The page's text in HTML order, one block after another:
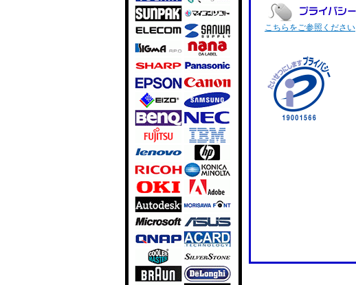
こちらをご参照ください